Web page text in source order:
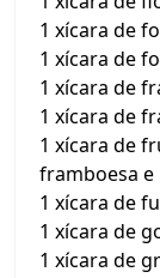
1 xícara de
1 xícara de
1 xícara de
1 xícara de
1 xícara de
framboesa
1 xícara de
1 xícara de
1 xícara de